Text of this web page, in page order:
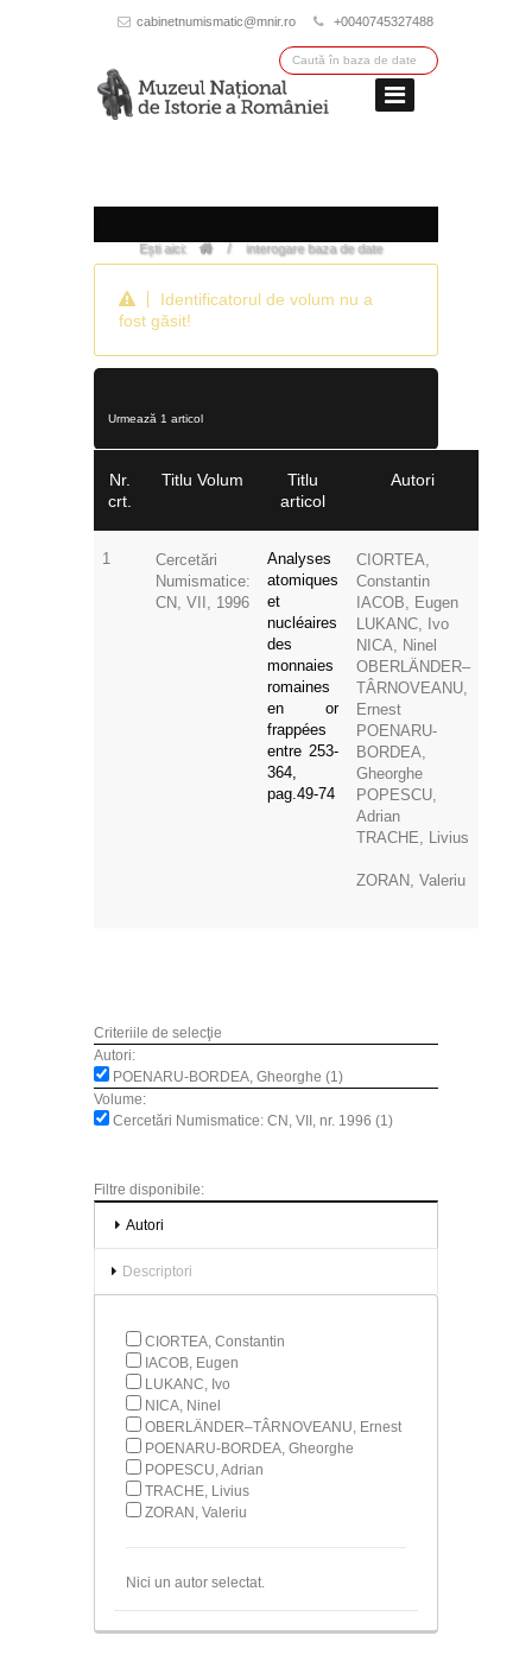
cabinetnumismatic@mnir.ro +0040745327488
Ești aici: / interogare baza de date
Identificatorul de volum nu a
fost găsit!
Urmează 1 articol
Nr.
crt.
Titlu Volum
Titlu
articol
Autori
1
Cercetări
Numismatice:
CN, VII, 1996
Analyses
atomiques
et
nucléaires
des
monnaies
romaines
en or
frappées
entre 253-
364,
pag.49-74
CIORTEA,
Constantin
IACOB, Eugen
LUKANC, Ivo
NICA, Ninel
OBERLÄNDER–
TÂRNOVEANU,
Ernest
POENARU-
BORDEA,
Gheorghe
POPESCU,
Adrian
TRACHE, Livius
ZORAN, Valeriu
Criteriile de selecţie
Autori:
POENARU-BORDEA, Gheorghe (1)
Volume:
Cercetări Numismatice: CN, VII, nr. 1996 (1)
Filtre disponibile:
Autori
Descriptori
CIORTEA, Constantin
IACOB, Eugen
LUKANC, Ivo
NICA, Ninel
OBERLÄNDER–TÂRNOVEANU, Ernest
POENARU-BORDEA, Gheorghe
POPESCU, Adrian
TRACHE, Livius
ZORAN, Valeriu
Nici un autor selectat.